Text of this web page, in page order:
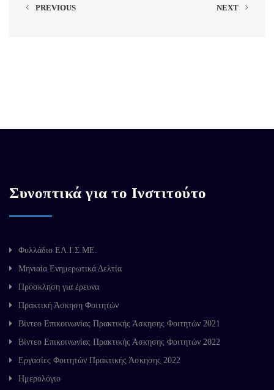
PREVIOUS NEXT
Συνοπτικά για το Ινστιτούτο
Φυλλάδιο ΕΛ.Ι.Σ.ΜΕ.
Μηνιαία Ενημερωτικά Δελτία
Πρόσκληση για έρευνα
Πρακτική Άσκηση Φοιτητών
Βίντεο Επικοινωνίας Πρακτικής Άσκησης Φοιτητών 2021
Βίντεο Επικοινωνίας Πρακτικής Άσκησης Φοιτητών 2022
Εργασίες Φοιτητών Πρακτικής Άσκησης 2022
Ημερολόγιο